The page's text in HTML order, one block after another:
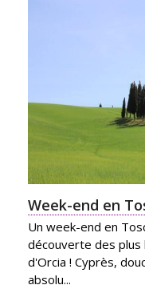
Week-end en
Un week-end en
découverte des plus
d'Orcia ! Cyprès,
absolu...